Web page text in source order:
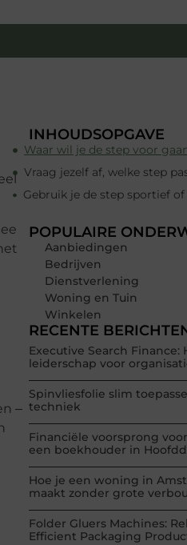
‒
INHOUDSOPGAVE
Waar wil je de step voor
Vraag jezelf af, welke step
POPULAIRE
Aanbiedingen
Bedrijven
Dienstverlening
Woning en Tuin
Winkelen
RECENTE
Executive Search
leiderschap voor
Spinvliesfolie slim
techniek
Financiële voorsprong
een boekhouder in
Hoe je een woning in
maakt zonder grote
Folder Gluers Machines:
Efficient Packaging